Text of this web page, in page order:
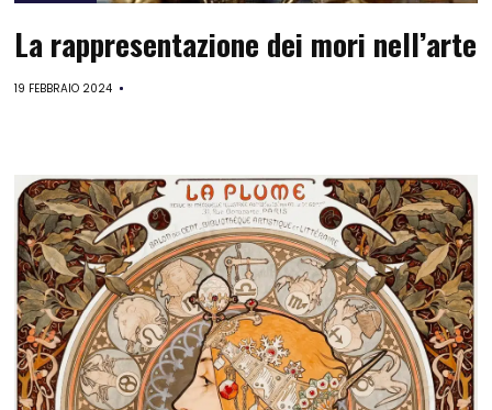
La rappresentazione dei mori nell’arte
19 FEBBRAIO 2024